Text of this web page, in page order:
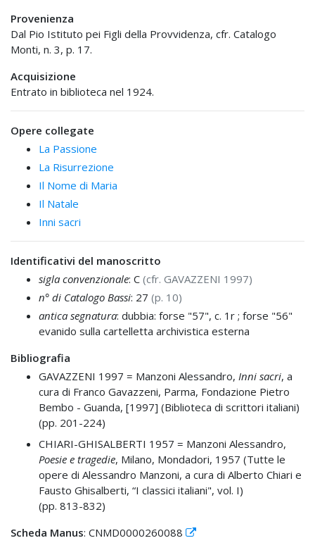
Provenienza
Dal Pio Istituto pei Figli della Provvidenza, cfr. Catalogo
Monti, n. 3, p. 17.
Acquisizione
Entrato in biblioteca nel 1924.
Opere collegate
La Passione
La Risurrezione
Il Nome di Maria
Il Natale
Inni sacri
Identificativi del manoscritto
sigla convenzionale: C (cfr. GAVAZZENI 1997)
n° di Catalogo Bassi: 27 (p. 10)
antica segnatura: dubbia: forse "57", c. 1r ; forse "56"
evanido sulla cartelletta archivistica esterna
Bibliografia
GAVAZZENI 1997 = Manzoni Alessandro, Inni sacri, a
cura di Franco Gavazzeni, Parma, Fondazione Pietro
Bembo - Guanda, [1997] (Biblioteca di scrittori italiani)
(pp. 201-224)
CHIARI-GHISALBERTI 1957 = Manzoni Alessandro,
Poesie e tragedie, Milano, Mondadori, 1957 (Tutte le
opere di Alessandro Manzoni, a cura di Alberto Chiari e
Fausto Ghisalberti, “I classici italiani", vol. I)
(pp. 813-832)
Scheda Manus: CNMD0000260088